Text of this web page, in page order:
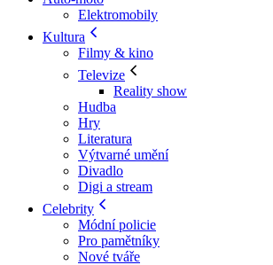
Elektromobily
Kultura
Filmy & kino
Televize
Reality show
Hudba
Hry
Literatura
Výtvarné umění
Divadlo
Digi a stream
Celebrity
Módní policie
Pro pamětníky
Nové tváře